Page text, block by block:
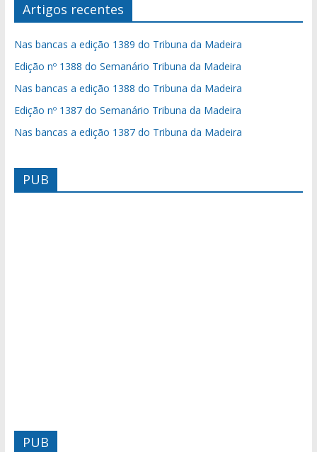
Artigos recentes
Nas bancas a edição 1389 do Tribuna da Madeira
Edição nº 1388 do Semanário Tribuna da Madeira
Nas bancas a edição 1388 do Tribuna da Madeira
Edição nº 1387 do Semanário Tribuna da Madeira
Nas bancas a edição 1387 do Tribuna da Madeira
PUB
PUB